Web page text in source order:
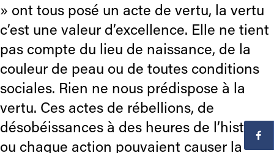
» ont tous posé un acte de vertu, la vertu
c’est une valeur d’excellence. Elle ne tient
pas compte du lieu de naissance, de la
couleur de peau ou de toutes conditions
sociales. Rien ne nous prédispose à la
vertu. Ces actes de rébellions, de
désobéissances à des heures de l’histoire
ou chaque action pouvaient causer la